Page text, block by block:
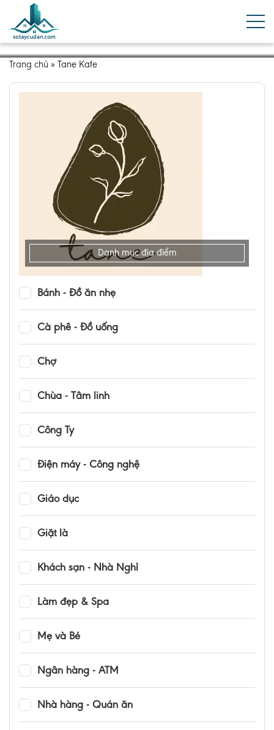
Trang chủ » Tane Kafe
Danh mục địa điểm
Bánh - Đồ ăn nhẹ
Cà phê - Đồ uống
Chợ
Chùa - Tâm linh
Công Ty
Điện máy - Công nghệ
Giáo dục
Giặt là
Khách sạn - Nhà Nghỉ
Làm đẹp & Spa
Mẹ và Bé
Ngân hàng - ATM
Nhà hàng - Quán ăn